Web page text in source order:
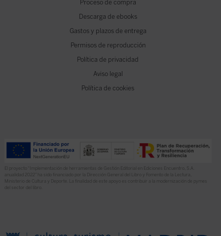
Proceso de compra
Descarga de ebooks
Gastos y plazos de entrega
Permisos de reproducción
Política de privacidad
Aviso legal
Política de cookies
El proyecto “Implementación de herramientas de Gestión Editorial en Ediciones Encuentro, S.A.
anualidad 2022” ha sido financiado por la Dirección General del Libro y Fomento de la Lectura,
Ministerio de Cultura y Deporte. La finalidad de este apoyo es contribuir a la modernización de pymes
del sector del libro.